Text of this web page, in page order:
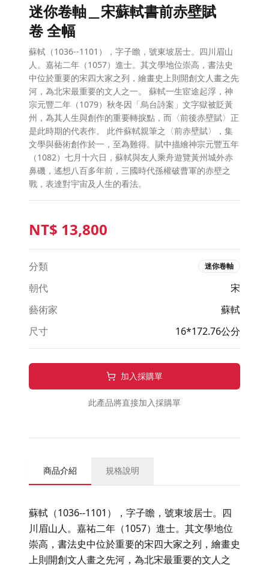
迷你卷軸＿宋蘇軾書前赤壁賦
卷 全幅
蘇軾（1036--1101），字子瞻，號東坡居士。四川眉山
人。嘉祐二年（1057）進士。其文學地位崇高，書法史
中位於重要的宋四大家之列，繪畫史上則開創文人畫之先
河，為北宋最重要的文人之一。 蘇軾一生宦途起浮，神
宗元豐二年（1079）秋冬因「烏台詩案」文字獄被貶黃
州，為其人生與創作的重要轉捩點，而〈前後赤壁賦〉正
是此時期的代表作。 此件蘇軾親筆之〈前赤壁賦〉，集
文學與藝術創作於一，至為難得。賦中描繪神宗元豐五年
（1082）七月十六日，蘇軾與友人乘舟遊覽黃州城外赤
鼻磯，遙想八百多年前，三國時代孫權破曹軍的赤壁之
戰，表達對宇宙及人生的看法。
NT$ 13,800
分類 迷你卷軸
朝代
宋
藝術家
蘇軾
尺寸
16*172.76公分
加入採購單
此產品將直接加入採購單
商品介紹 規格說明
蘇軾（1036--1101），字子瞻，號東坡居士。四
川眉山人。嘉祐二年（1057）進士。其文學地位
崇高，書法史中位於重要的宋四大家之列，繪畫史
上則開創文人畫之先河，為北宋最重要的文人之